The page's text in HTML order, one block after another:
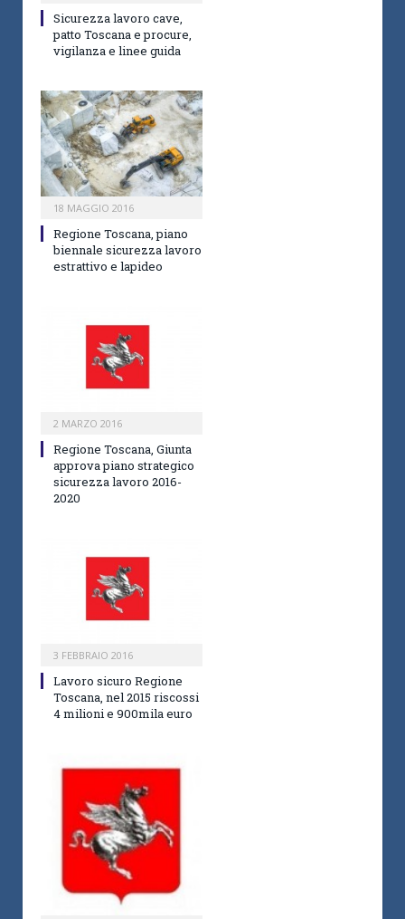
Sicurezza lavoro cave,
patto Toscana e procure,
vigilanza e linee guida
18 MAGGIO 2016
Regione Toscana, piano
biennale sicurezza lavoro
estrattivo e lapideo
2 MARZO 2016
Regione Toscana, Giunta
approva piano strategico
sicurezza lavoro 2016-
2020
3 FEBBRAIO 2016
Lavoro sicuro Regione
Toscana, nel 2015 riscossi
4 milioni e 900mila euro